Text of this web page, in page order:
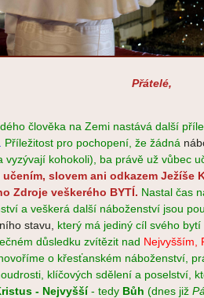
Přátelé,
člověka na Zemi nastává další
Příležitost pro pochopení, že žádná
vyzývají kohokoli) , ba právě už vůbec
slovem ani odkazem Ježíše
Zdroje veškerého BYTÍ. Nastal čas
a veškerá další náboženství jsou
stavu,
který má jediný cíl svého bytí
důsledku zvítězit nad Nejvyšším,
o křesťanském náboženství,
klíčových sdělení a poselství,
- Nejvyšší- tedy Bůh (dnes již